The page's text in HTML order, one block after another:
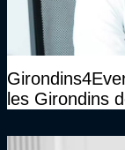
les Girondins